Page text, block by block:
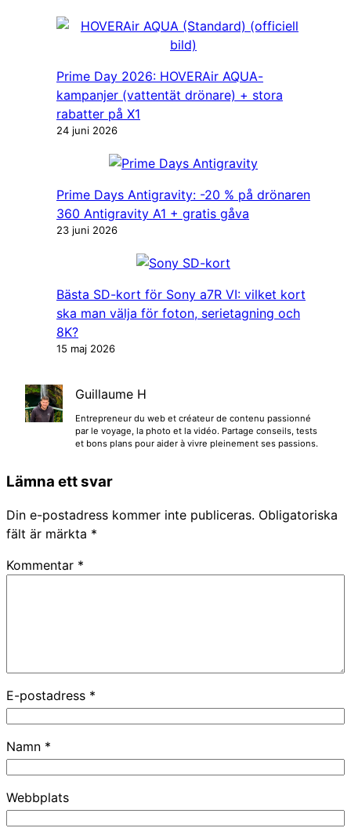
Prime Day 2026: HOVERAir AQUA-
kampanjer (vattentät drönare) + stora
rabatter på X1
24 juni 2026
Prime Days Antigravity: -20 % på drönaren
360 Antigravity A1 + gratis gåva
23 juni 2026
Bästa SD-kort för Sony a7R VI: vilket kort
ska man välja för foton, serietagning och
8K?
15 maj 2026
Guillaume H
Entrepreneur du web et créateur de contenu passionné
par le voyage, la photo et la vidéo. Partage conseils, tests
et bons plans pour aider à vivre pleinement ses passions.
Lämna ett svar
Din e-postadress kommer inte publiceras. Obligatoriska
fält är märkta *
Kommentar *
E-postadress *
Namn *
Webbplats